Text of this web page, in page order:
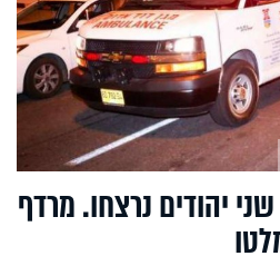
יהודים נרצחו. מרדף